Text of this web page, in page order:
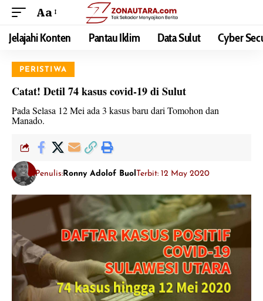
Aa
Jelajahi Konten Pantau Iklim Data Sulut Cyber
PERISTIWA
Catat! Detil 74 kasus covid-19 di Sulut
Pada Selasa 12 Mei ada 3 kasus baru dari Tomohon dan
Manado.
Penulis: Ronny Adolof BuolTerbit: 12 May 2020